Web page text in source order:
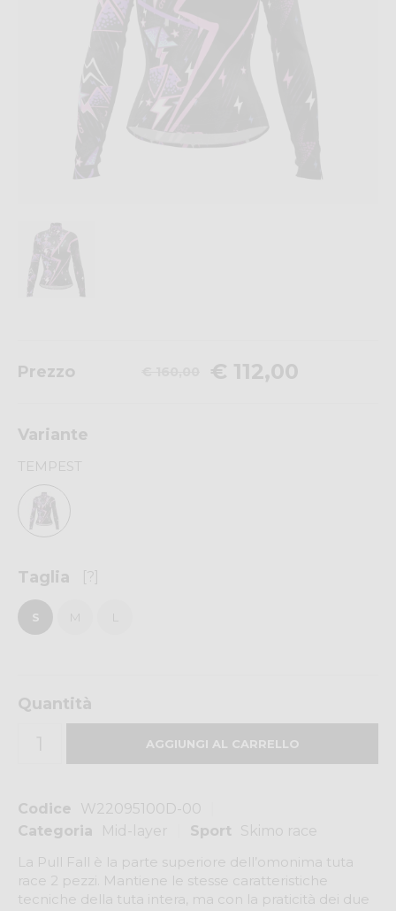
Codice
W22095100D-00
Categoria
Mid-layer Sport
Skimo race
La Pull Fall è la parte superiore dell’omonima tuta
race 2 pezzi. Mantiene le stesse caratteristiche
tecniche della tuta intera, ma con la praticità dei due
Prezzo € 112,00
Variante
TEMPEST
Taglia [?]
S
Quantità